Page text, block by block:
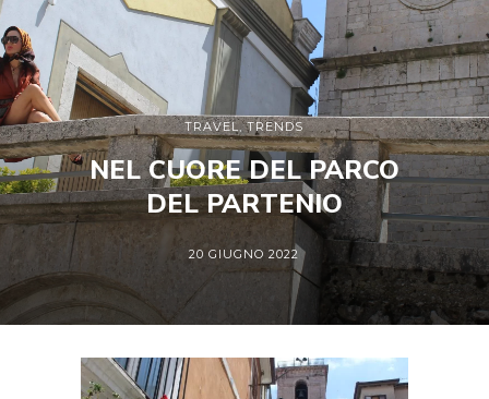
TRAVEL,TRENDS
NEL CUORE DEL PARCO
DEL PARTENIO
20 GIUGNO 2022